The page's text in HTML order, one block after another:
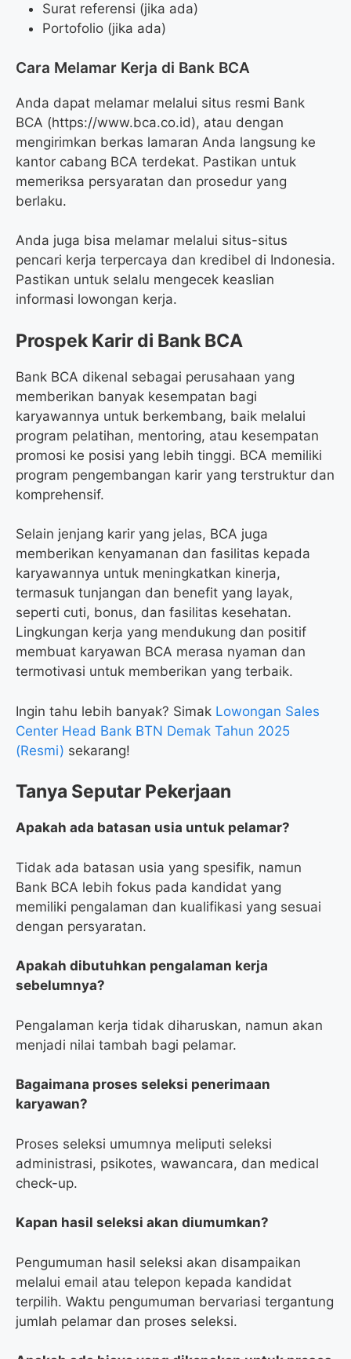
Surat referensi (jika ada)
Portofolio (jika ada)
Cara Melamar Kerja di Bank BCA
Anda dapat melamar melalui situs resmi Bank
BCA (https://www.bca.co.id), atau dengan
mengirimkan berkas lamaran Anda langsung ke
kantor cabang BCA terdekat. Pastikan untuk
memeriksa persyaratan dan prosedur yang
berlaku.
Anda juga bisa melamar melalui situs-situs
pencari kerja terpercaya dan kredibel di Indonesia.
Pastikan untuk selalu mengecek keaslian
informasi lowongan kerja.
Prospek Karir di Bank BCA
Bank BCA dikenal sebagai perusahaan yang
memberikan banyak kesempatan bagi
karyawannya untuk berkembang, baik melalui
program pelatihan, mentoring, atau kesempatan
promosi ke posisi yang lebih tinggi. BCA memiliki
program pengembangan karir yang terstruktur dan
komprehensif.
Selain jenjang karir yang jelas, BCA juga
memberikan kenyamanan dan fasilitas kepada
karyawannya untuk meningkatkan kinerja,
termasuk tunjangan dan benefit yang layak,
seperti cuti, bonus, dan fasilitas kesehatan.
Lingkungan kerja yang mendukung dan positif
membuat karyawan BCA merasa nyaman dan
termotivasi untuk memberikan yang terbaik.
Ingin tahu lebih banyak? Simak Lowongan Sales
Center Head Bank BTN Demak Tahun 2025
(Resmi) sekarang!
Tanya Seputar Pekerjaan
Apakah ada batasan usia untuk pelamar?
Tidak ada batasan usia yang spesifik, namun
Bank BCA lebih fokus pada kandidat yang
memiliki pengalaman dan kualifikasi yang sesuai
dengan persyaratan.
Apakah dibutuhkan pengalaman kerja
sebelumnya?
Pengalaman kerja tidak diharuskan, namun akan
menjadi nilai tambah bagi pelamar.
Bagaimana proses seleksi penerimaan
karyawan?
Proses seleksi umumnya meliputi seleksi
administrasi, psikotes, wawancara, dan medical
check-up.
Kapan hasil seleksi akan diumumkan?
Pengumuman hasil seleksi akan disampaikan
melalui email atau telepon kepada kandidat
terpilih. Waktu pengumuman bervariasi tergantung
jumlah pelamar dan proses seleksi.